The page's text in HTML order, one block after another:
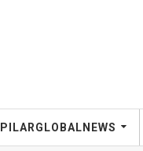
PILARGLOBALNEWS